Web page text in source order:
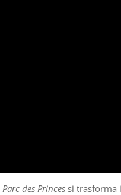
Parc des Princes si trasforma